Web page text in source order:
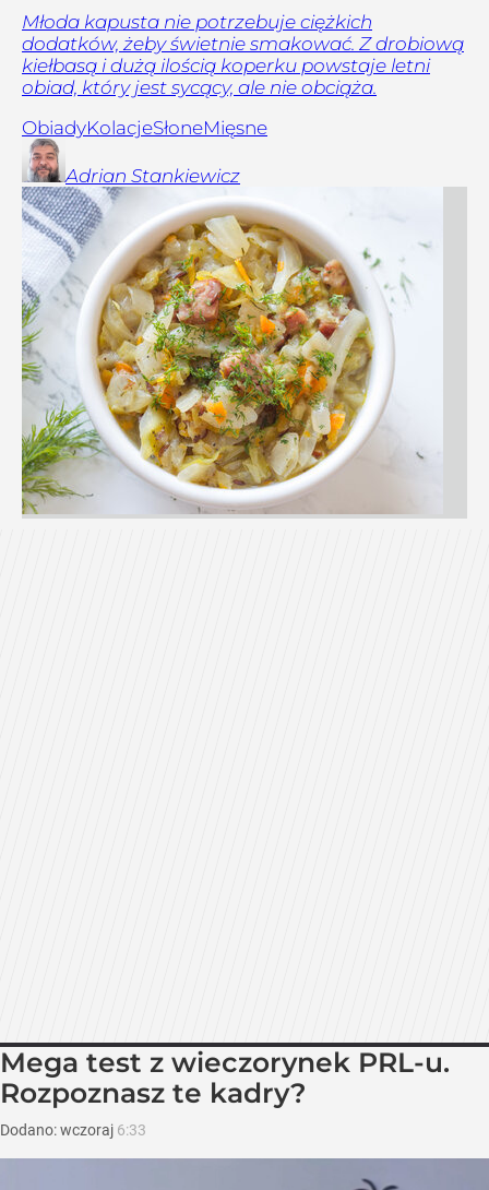
Młoda kapusta nie potrzebuje ciężkich
dodatków, żeby świetnie smakować. Z drobiową
kiełbasą i dużą ilością koperku powstaje letni
obiad, który jest sycący, ale nie obciąża.
ObiadyKolacjeSłoneMięsne
Adrian Stankiewicz
Mega test z wieczorynek PRL-u.
Rozpoznasz te kadry?
Dodano:wczoraj 6:33